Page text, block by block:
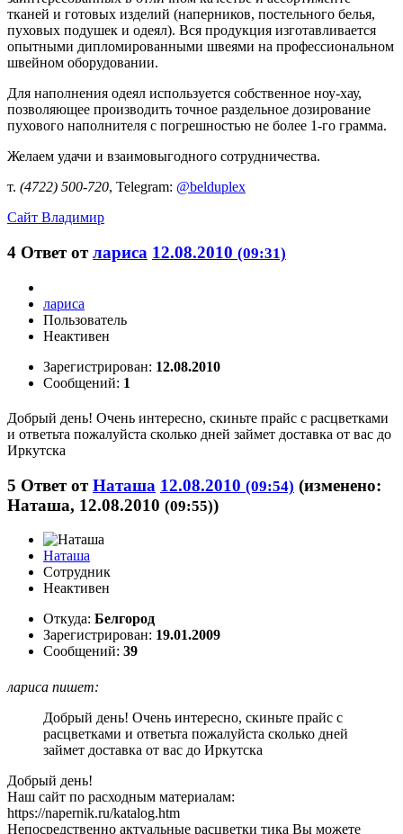
тканей и готовых изделий (наперников, постельного белья,
пуховых подушек и одеял). Вся продукция изготавливается
опытными дипломированными швеями на профессиональном
швейном оборудовании.
Для наполнения одеял используется собственное ноу-хау,
позволяющее производить точное раздельное дозирование
пухового наполнителя с погрешностью не более 1-го грамма.
Желаем удачи и взаимовыгодного сотрудничества.
т. (4722) 500-720, Telegram: @belduplex
Сайт Владимир
4 Ответ отлариса 12.08.2010 (09:31)
лариса
Пользователь
Неактивен
Зарегистрирован: 12.08.2010
Сообщений: 1
Добрый день! Очень интересно, скиньте прайс с расцветками
и ответьта пожалуйста сколько дней займет доставка от вас до
Иркутска
5 Ответ отНаташа 12.08.2010 (09:54) (изменено:
Наташа, 12.08.2010 (09:55))
Наташа
Сотрудник
Неактивен
Откуда: Белгород
Зарегистрирован: 19.01.2009
Сообщений: 39
лариса пишет:
Добрый день! Очень интересно, скиньте прайс с
расцветками и ответьта пожалуйста сколько дней
займет доставка от вас до Иркутска
Добрый день!
Наш сайт по расходным материалам:
https://napernik.ru/katalog.htm
Непосредственно актуальные расцветки тика Вы можете